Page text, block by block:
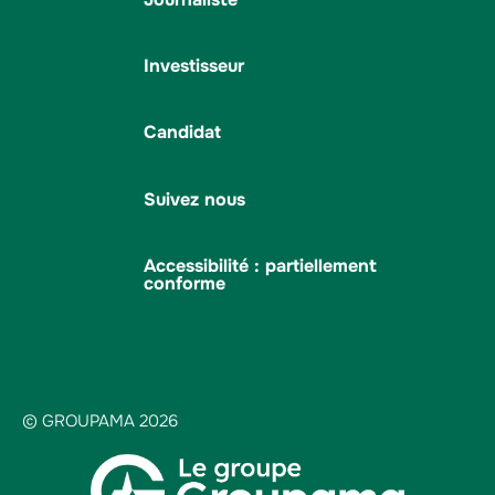
Investisseur
Candidat
Suivez nous
Accessibilité : partiellement
conforme
© GROUPAMA 2026